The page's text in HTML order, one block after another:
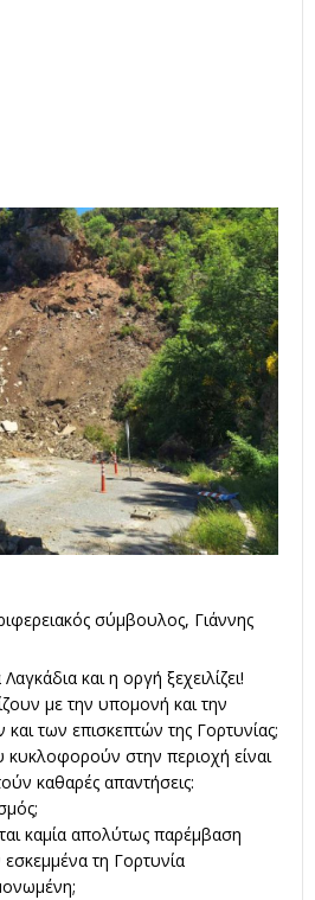
σύμβουλος, Γιάννης
και η οργή ξεχειλίζει!
με την υπομονή και την
των επισκεπτών της Γορτυνίας;
στην περιοχή είναι
καθαρές απαντήσεις:
καμία απολύτως παρέμβαση
τη Γορτυνία